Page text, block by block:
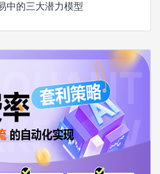
中的三大潜力模型